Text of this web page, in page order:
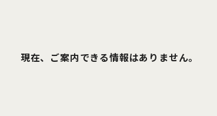
現在、ご案内できる情報はありません。